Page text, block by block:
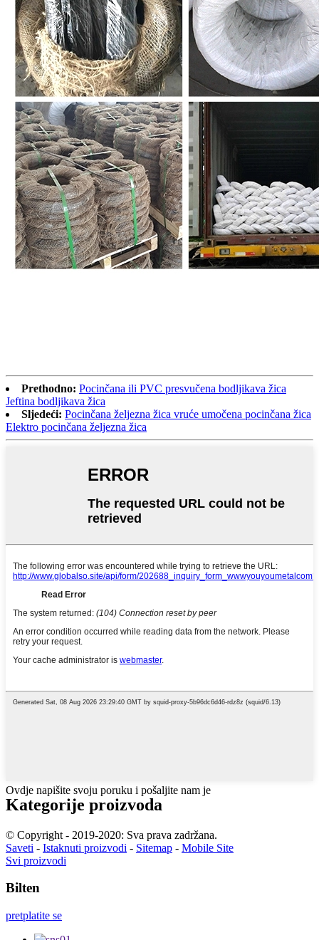
Prethodno: Pocinčana ili PVC presvučena bodljikava žica
Jeftina bodljikava žica
Sljedeći: Pocinčana željezna žica vruće umočena pocinčana žica
Elektro pocinčana željezna žica
Ovdje napišite svoju poruku i pošaljite nam je
Kategorije proizvoda
© Copyright - 2019-2020: Sva prava zadržana.
Saveti - Istaknuti proizvodi - Sitemap - Mobile Site
Svi proizvodi
Bilten
pretplatite se